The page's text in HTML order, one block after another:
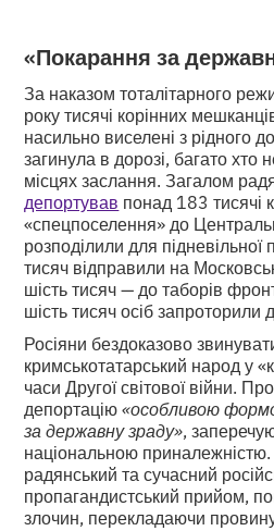
«Покарання за
За наказом тоталітарного
року тисячі корінних
насильно виселені з рідного
загинула в дорозі, багато
місцях заслання. Загалом
депортував понад 183 тисячі
«спецпоселення» до
розподілили для підневільної
тисяч відправили на
шість тисяч — до таборів
шість тисяч осіб запроторили
Росіяни бездоказово
кримськотатарський народ у
часи Другої світової війни.
депортацію«особливою
за державну зраду»,
національною
радянський та сучасний
пропагандистський прийом,
злочин, перекладаючи